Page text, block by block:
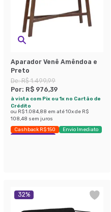
Aparador Venê Amêndoa e
Preto
De:R$ 1.499,99
Por: R$ 976,39
à vista com Pix ou 1x no Cartão de
Crédito
ou R$ 1.084,88 em até10x de R$
108,48 sem juros
Cashback R$ 150
Envio Imediato
Exclusivo Mobly
32%